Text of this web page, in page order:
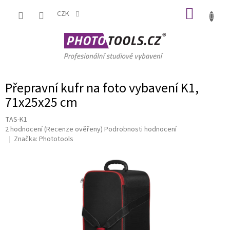
CZK
Přepravní kufr na foto vybavení K1,
71x25x25 cm
TAS-K1
Průměrné
hodnocení
2 hodnocení(Recenze ověřeny) Podrobnosti hodnocení
Značka: Phototools